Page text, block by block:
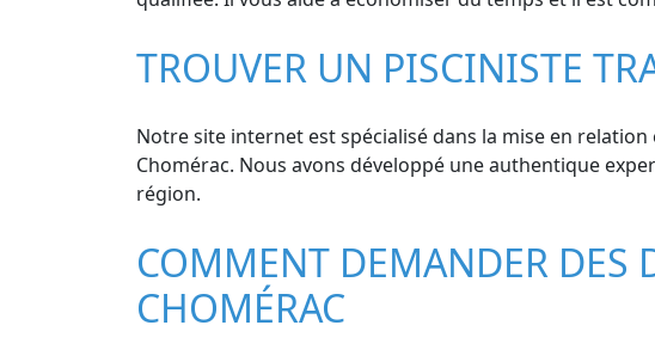
TROUVER UN PISCINISTE
Notre site internet est spécialisé dans la mise en
Chomérac. Nous avons développé une authentique
région.
COMMENT DEMANDER DES
CHOMÉRAC